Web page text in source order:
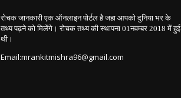
रोचक जानकारी एक ऑनलाइन पोर्टल है जहा आपको दुनिया भर के
तथ्य पढ़ने को मिलेंगे। रोचक तथ्य की स्थापना 01नवम्बर 2018में हुई
थी।
Email:mrankitmishra96@gmail.com